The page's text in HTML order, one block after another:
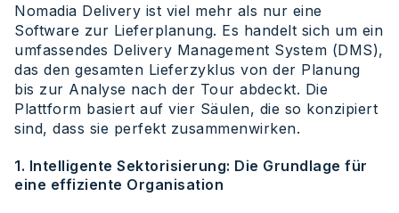
Nomadia Delivery ist viel mehr als nur eine
Software zur Lieferplanung. Es handelt sich um ein
umfassendes Delivery Management System (DMS),
das den gesamten Lieferzyklus von der Planung
bis zur Analyse nach der Tour abdeckt. Die
Plattform basiert auf vier Säulen, die so konzipiert
sind, dass sie perfekt zusammenwirken.
1. Intelligente Sektorisierung: Die Grundlage für
eine effiziente Organisation